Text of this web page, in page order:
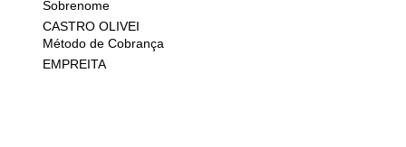
Sobrenome
CASTRO OLIVEI
Método de Cobrança
EMPREITA